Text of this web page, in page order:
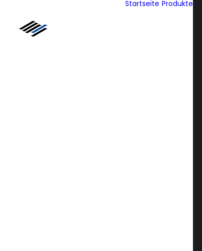
Startseite Produkte